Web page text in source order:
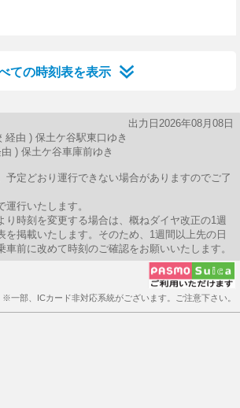
ての時刻表を表示
出力日2026年08月08日
経由 ) 保土ケ谷駅東口ゆき
) 保土ケ谷車庫前ゆき
定どおり運行できない場合がありますのでご了
行いたします。
り時刻を変更する場合は、概ねダイヤ改正の1週
を掲載いたします。そのため、1週間以上先の日
前に改めて時刻のご確認をお願いいたします。
※一部、ICカード非対応系統がございます。ご注意下さい。